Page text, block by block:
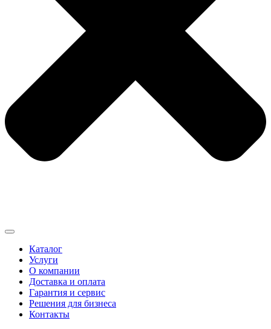
Каталог
Услуги
О компании
Доставка и оплата
Гарантия и сервис
Решения для бизнеса
Контакты